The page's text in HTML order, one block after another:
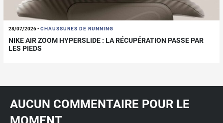
28/07/2026-CHAUSSURES DE RUNNING
NIKE AIR ZOOM HYPERSLIDE : LA RÉCUPÉRATION PASSE PAR
LES PIEDS
AUCUN COMMENTAIRE POUR LE